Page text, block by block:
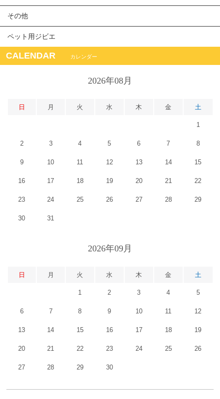
その他
ペット用ジビエ
CALENDAR カレンダー
2026年08月
日 月 火 水 木 金 土
1
2 3 4 5 6 7 8
9 10 11 12 13 14 15
16 17 18 19 20 21 22
23 24 25 26 27 28 29
30 31
2026年09月
日 月 火 水 木 金 土
1 2 3 4 5
6 7 8 9 10 11 12
13 14 15 16 17 18 19
20 21 22 23 24 25 26
27 28 29 30